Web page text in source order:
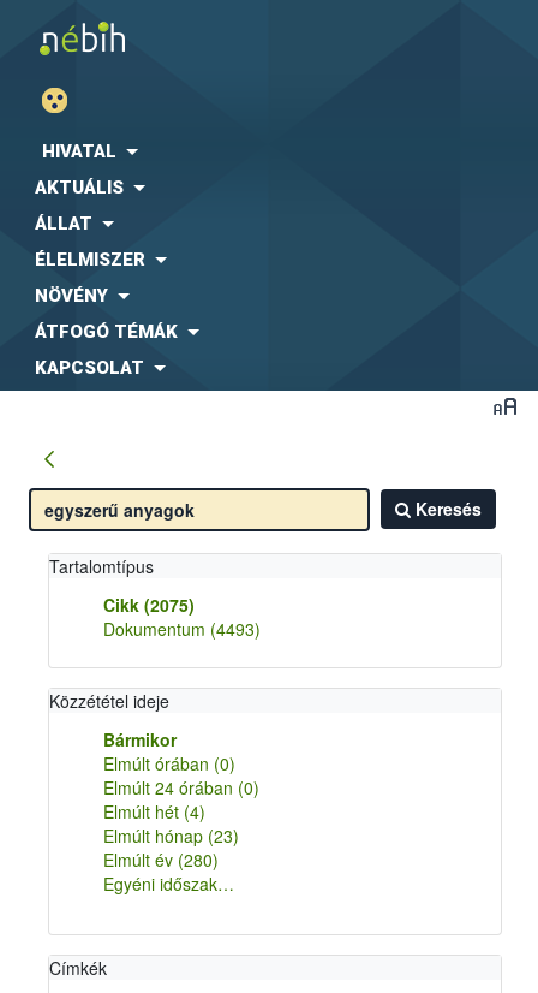
HIVATAL
AKTUÁLIS
ÁLLAT
ÉLELMISZER
NÖVÉNY
ÁTFOGÓ TÉMÁK
KAPCSOLAT
Keresés
Tartalomtípus
Cikk (2075)
Dokumentum (4493)
Közzététel ideje
Bármikor
Elmúlt órában (0)
Elmúlt 24 órában (0)
Elmúlt hét (4)
Elmúlt hónap (23)
Elmúlt év (280)
Egyéni időszak…
Címkék